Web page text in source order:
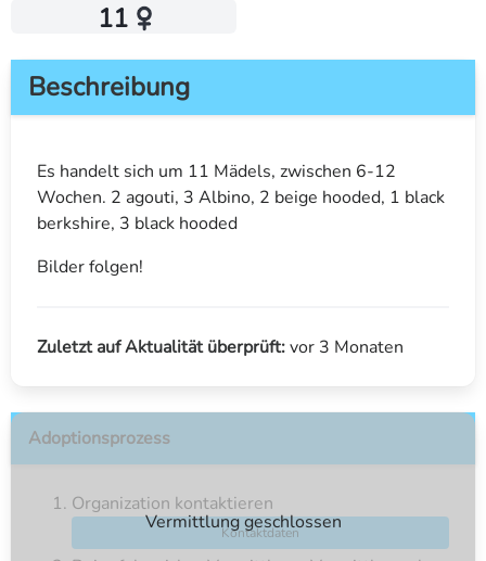
11
Beschreibung
Es handelt sich um 11 Mädels, zwischen 6-12
Wochen. 2 agouti, 3 Albino, 2 beige hooded, 1 black
berkshire, 3 black hooded
Bilder folgen!
Zuletzt auf Aktualität überprüft:vor 3 Monaten
Adoptionsprozess
Vermittlung geschlossen
Organization kontaktieren
Kontaktdaten